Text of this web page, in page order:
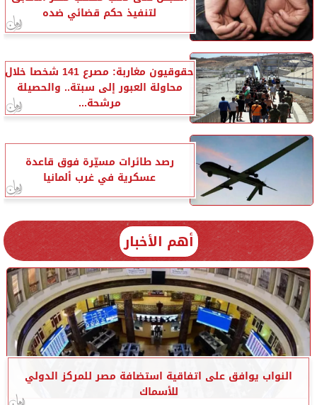
لتنفيذ حكم قضائي ضده
حقوقيون مغاربة: مصرع 141 شخصا خلال
محاولة العبور إلى سبتة.. والحصيلة
مرشحة...
رصد طائرات مسيّرة فوق قاعدة
عسكرية في غرب ألمانيا
أهم الأخبار
النواب يوافق على اتفاقية استضافة مصر للمركز الدولي
للأسماك